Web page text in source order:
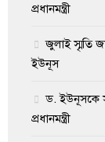
প্রধানমন্ত্রী
জুলাই স্মৃতি
ইউনূস
ড. ইউনূসকে
প্রধানমন্ত্রী